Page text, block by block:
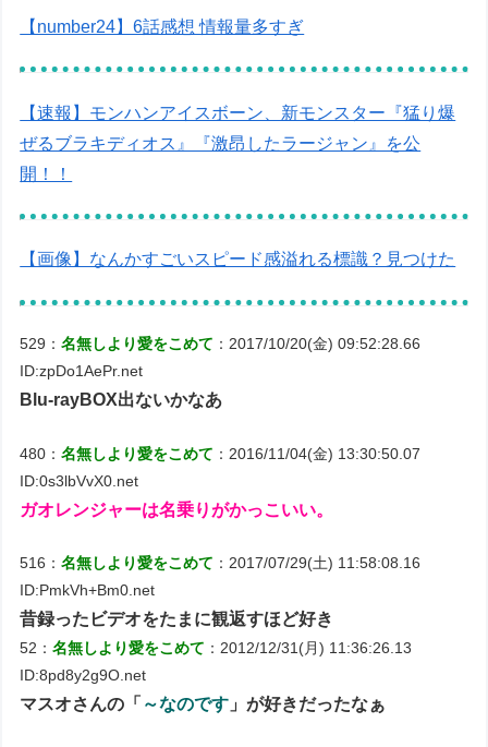
【number24】6話感想 情報量多すぎ
【速報】モンハンアイスボーン、新モンスター『猛り爆
ぜるブラキディオス』『激昂したラージャン』を公
開！！
【画像】なんかすごいスピード感溢れる標識？見つけた
529：名無しより愛をこめて ：2017/10/20(金) 09:52:28.66
ID:zpDo1AePr.net
Blu-rayBOX出ないかなあ
480：名無しより愛をこめて ：2016/11/04(金) 13:30:50.07
ID:0s3lbVvX0.net
ガオレンジャーは名乗りがかっこいい。
516：名無しより愛をこめて ：2017/07/29(土) 11:58:08.16
ID:PmkVh+Bm0.net
昔録ったビデオをたまに観返すほど好き
52：名無しより愛をこめて ：2012/12/31(月) 11:36:26.13
ID:8pd8y2g9O.net
マスオさんの「 ～なのです 」が好きだったなぁ